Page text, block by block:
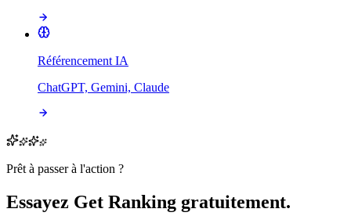
Référencement IA
ChatGPT, Gemini, Claude
Prêt à passer à l'action ?
Essayez Get Ranking gratuitement.